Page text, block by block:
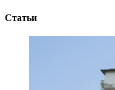
Статьи